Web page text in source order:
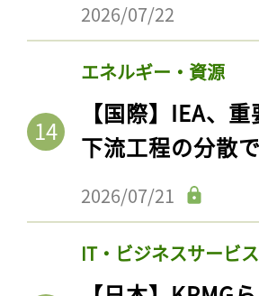
2026/07/22
エネルギー・資源
【国際】IEA、
下流工程の分散
2026/07/21
IT・ビジネスサービス